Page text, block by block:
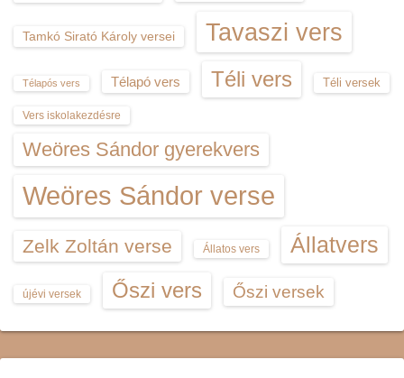
Tamkó Sirató Károly versei Tavaszi vers
Télapós vers Télapó vers Téli vers Téli versek
Vers iskolakezdésre
Weöres Sándor gyerekvers
Weöres Sándor verse
Zelk Zoltán verse Állatos vers Állatvers
újévi versek Őszi vers Őszi versek